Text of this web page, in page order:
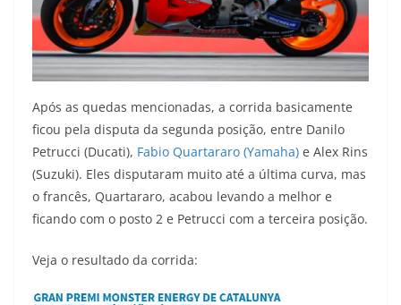
Após as quedas mencionadas, a corrida basicamente
ficou pela disputa da segunda posição, entre Danilo
Petrucci (Ducati), Fabio Quartararo (Yamaha) e Alex Rins
(Suzuki). Eles disputaram muito até a última curva, mas
o francês, Quartararo, acabou levando a melhor e
ficando com o posto 2 e Petrucci com a terceira posição.
Veja o resultado da corrida: